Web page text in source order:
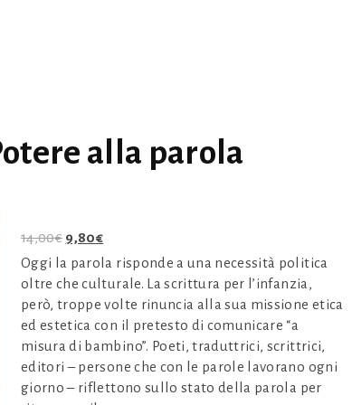
alla parola
14,00€ Il
prezzo
originale
era:
14,00€.
9,80€Il
prezzo
attuale
è:
9,80€.
Oggi la parola risponde a una necessità politica
oltre che culturale. La scrittura per l’infanzia,
però, troppe volte rinuncia alla sua missione etica
ed estetica con il pretesto di comunicare “a
misura di bambino”. Poeti, traduttrici, scrittrici,
editori – persone che con le parole lavorano ogni
giorno – riflettono sullo stato della parola per